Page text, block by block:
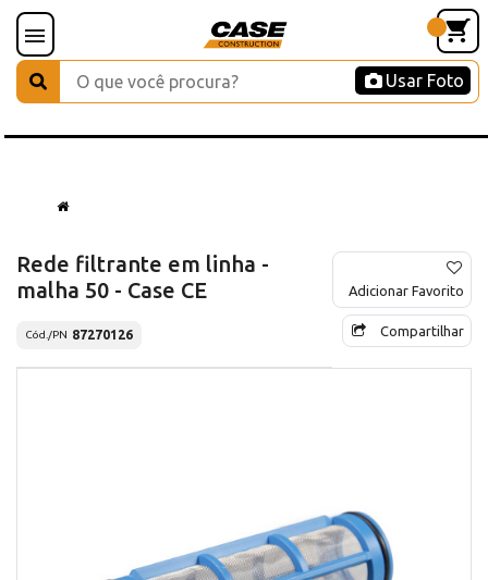
Usar Foto
Rede filtrante em linha -
malha 50 - Case CE
Cód./PN 87270126
Adicionar Favorito
Compartilhar